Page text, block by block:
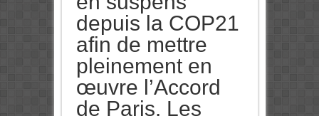
depuis la COP21
afin de mettre
pleinement en
œuvre l’Accord
de Paris. Les